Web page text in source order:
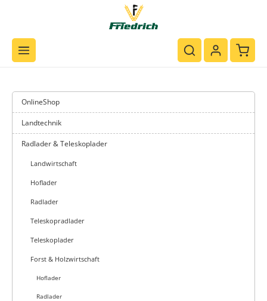
OnlineShop
Landtechnik
Radlader & Teleskoplader
Landwirtschaft
Hoflader
Radlader
Teleskopradlader
Teleskoplader
Forst & Holzwirtschaft
Hoflader
Radlader